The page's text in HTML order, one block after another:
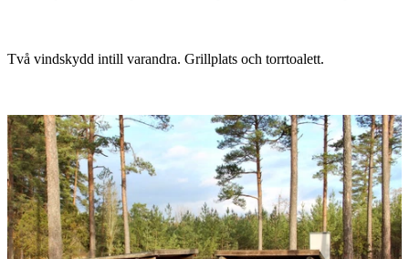
Beskrivning
Två vindskydd intill varandra. Grillplats och torrtoalett.
Bildspel
med
bilder